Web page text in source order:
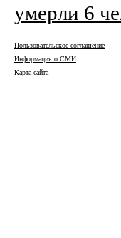
умерли 6
Пользовательское соглашение
Информация о СМИ
Карта сайта